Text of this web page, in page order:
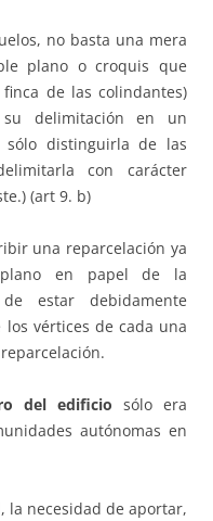
no basta una mera
plano o croquis que
de las colindantes)
delimitación en un
distinguirla de las
con carácter
(art 9. b)
una reparcelación ya
en papel de la
estar debidamente
vértices de cada una
del edificio sólo era
autónomas en
la necesidad de aportar,